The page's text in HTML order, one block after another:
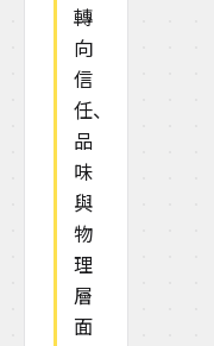
轉
向
信
任、
品
味
與
物
理
層
面